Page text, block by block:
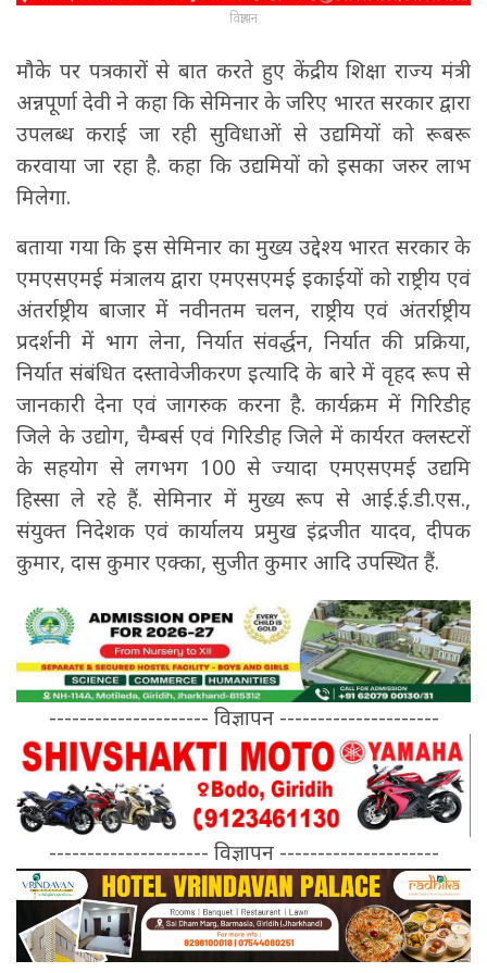
विज्ञापन
मौके पर पत्रकारों से बात करते हुए केंद्रीय शिक्षा राज्य मंत्री
अन्नपूर्णा देवी ने कहा कि सेमिनार के जरिए भारत सरकार द्वारा
उपलब्ध कराई जा रही सुविधाओं से उद्यमियों को रूबरू
करवाया जा रहा है. कहा कि उद्यमियों को इसका जरुर लाभ
मिलेगा.
बताया गया कि इस सेमिनार का मुख्य उद्देश्य भारत सरकार के
एमएसएमई मंत्रालय द्वारा एमएसएमई इकाईयों को राष्ट्रीय एवं
अंतर्राष्ट्रीय बाजार में नवीनतम चलन, राष्ट्रीय एवं अंतर्राष्ट्रीय
प्रदर्शनी में भाग लेना, निर्यात संवर्द्धन, निर्यात की प्रक्रिया,
निर्यात संबंधित दस्तावेजीकरण इत्यादि के बारे में वृहद रूप से
जानकारी देना एवं जागरुक करना है. कार्यक्रम में गिरिडीह
जिले के उद्योग, चैम्बर्स एवं गिरिडीह जिले में कार्यरत क्लस्टरों
के सहयोग से लगभग 100 से ज्यादा एमएसएमई उद्यमि
हिस्सा ले रहे हैं. सेमिनार में मुख्य रूप से आई.ई.डी.एस.,
संयुक्त निदेशक एवं कार्यालय प्रमुख इंद्रजीत यादव, दीपक
कुमार, दास कुमार एक्का, सुजीत कुमार आदि उपस्थित हैं.
--------------------- विज्ञापन ---------------------
--------------------- विज्ञापन ---------------------